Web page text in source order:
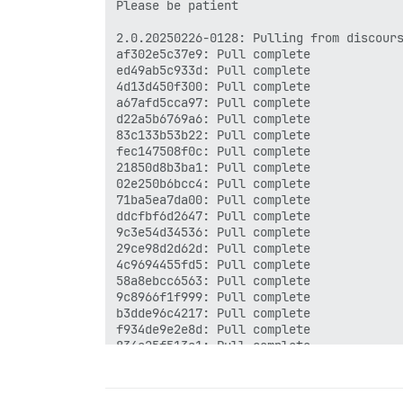
Please be patient
2.0.20250226-0128: Pulling from
af302e5c37e9: Pull complete
ed49ab5c933d: Pull complete
4d13d450f300: Pull complete
a67afd5cca97: Pull complete
d22a5b6769a6: Pull complete
83c133b53b22: Pull complete
fec147508f0c: Pull complete
21850d8b3ba1: Pull complete
02e250b6bcc4: Pull complete
71ba5ea7da00: Pull complete
ddcfbf6d2647: Pull complete
9c3e54d34536: Pull complete
29ce98d2d62d: Pull complete
4c9694455fd5: Pull complete
58a8ebcc6563: Pull complete
9c8966f1f999: Pull complete
b3dde96c4217: Pull complete
f934de9e2e8d: Pull complete
834e25f513a1: Pull complete